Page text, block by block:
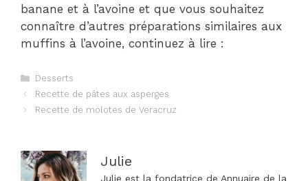
banane et à l’avoine et que vous souhaitez
connaître d’autres préparations similaires aux
muffins à l’avoine, continuez à lire :
Catégories
Desserts
Navigation
des
Recette de pâtes aux asperges
Recette de molotes de Veracruz
Julie
Julie est la fondatrice de Annuaire de la